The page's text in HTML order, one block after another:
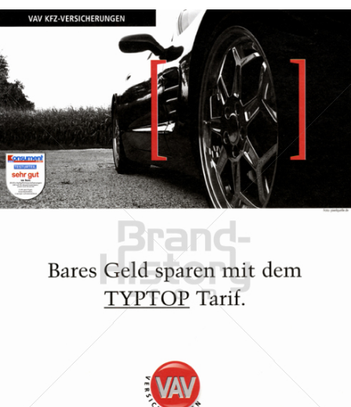
VAV Versicherungs-Aktiengesellschaft
VAV Versicherungs-Aktiengesellschaft